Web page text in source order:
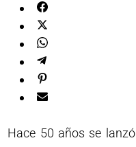
Hace 50 años se lanzó